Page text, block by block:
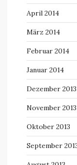
April 2014
März 2014
Februar 2014
Januar 2014
Dezember 2013
November 2013
Oktober 2013
September